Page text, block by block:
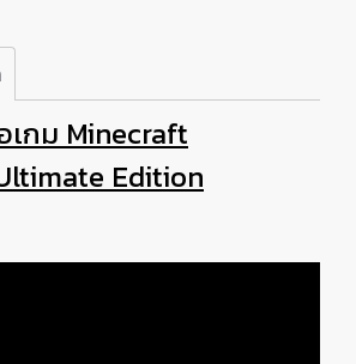
เกม Minecraft
Edition